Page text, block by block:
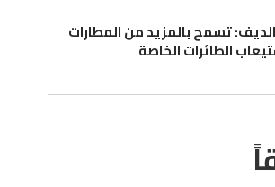
تسمح بالمزيد من المطارات
الطائرات الخاصة